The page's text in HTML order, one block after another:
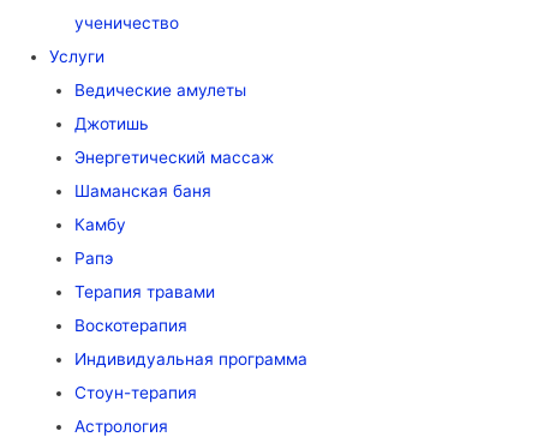
ученичество
Услуги
Ведические амулеты
Джотишь
Энергетический массаж
Шаманская баня
Камбу
Рапэ
Терапия травами
Воскотерапия
Индивидуальная программа
Стоун-терапия
Астрология